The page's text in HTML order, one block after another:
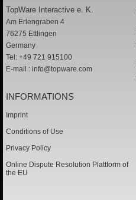
TopWare Interactive e. K.
Am Erlengraben 4
76275 Ettlingen
Germany
Tel: +49 721 915100
E-mail : info@topware.com
INFORMATIONS
Imprint
Conditions of Use
Privacy Policy
Online Dispute Resolution Plattform of
the EU